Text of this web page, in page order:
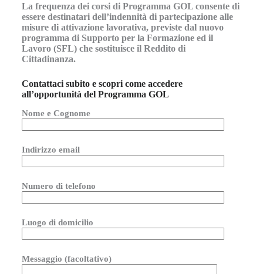
La frequenza dei corsi di Programma GOL consente di
essere destinatari dell’indennità di partecipazione alle
misure di attivazione lavorativa, previste dal nuovo
programma di Supporto per la Formazione ed il
Lavoro (SFL) che sostituisce il Reddito di
Cittadinanza.
Contattaci subito e scopri come accedere
all’opportunità del Programma GOL
Nome e Cognome
Indirizzo email
Numero di telefono
Luogo di domicilio
Messaggio (facoltativo)